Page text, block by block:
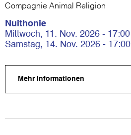
Compagnie Animal Religion
Nuithonie
Mittwoch, 11. Nov. 2026 - 17:00
Samstag, 14. Nov. 2026 - 17:00
Mehr Informationen